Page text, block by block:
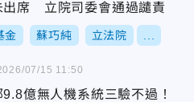
出席 立院司委會通過譴責
金 蘇巧純 立法院
9.8億無人機系統三驗不過！
07/15 11:50